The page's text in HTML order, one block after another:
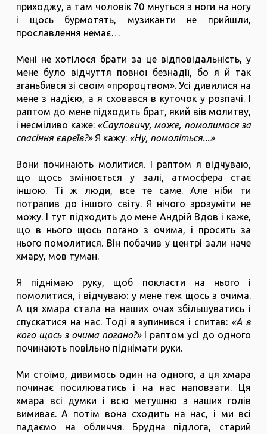
приходжу, а там чоловік 70 мнуться з ноги на ногу
і щось бурмотять, музиканти не прийшли,
прославлення немає…
Мені не хотілося брати за це відповідальність, у
мене було відчуття повної безнадії, бо я й так
зганьбився зі своїм «пророцтвом». Усі дивилися на
мене з надією, а я сховався в куточок у розпачі. І
раптом до мене підходить брат, який вів молитву,
і несміливо каже: «Сауловичу, може, помолимося за
спасіння євреїв?» Я кажу: «Ну, помоліться...»
Вони починають молитися. І раптом я відчуваю,
що щось змінюється у залі, атмосфера стає
іншою. Ті ж люди, все те саме. Але ніби ти
потрапив до іншого світу. Я нічого зрозуміти не
можу. І тут підходить до мене Андрій Вдов і каже,
що в нього щось погано з очима, і просить за
нього помолитися. Він побачив у центрі зали наче
хмару, мов туман.
Я піднімаю руку, щоб покласти на нього і
помолитися, і відчуваю: у мене теж щось з очима.
А ця хмара стала на наших очах збільшуватись і
спускатися на нас. Тоді я зупинився і спитав: «А в
кого щось з очима погано?»І раптом усі до одного
починають повільно піднімати руки.
Ми стоїмо, дивимось один на одного, а ця хмара
починає посилюватись і на нас наповзати. Ця
хмара всі думки і всю метушню з наших голів
вимиває. А потім вона сходить на нас, і ми всі
падаємо на обличчя. Брудна підлога, старий